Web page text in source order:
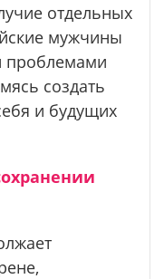
отдельных
мужчины
проблемами
создать
и будущих